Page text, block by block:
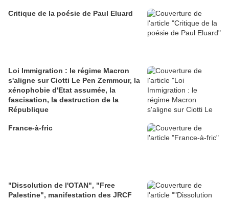
Critique de la poésie de Paul Eluard
Loi Immigration : le régime Macron
s'aligne sur Ciotti Le Pen Zemmour, la
xénophobie d'Etat assumée, la
fascisation, la destruction de la
République
France-à-fric
"Dissolution de l'OTAN", "Free
Palestine", manifestation des JRCF